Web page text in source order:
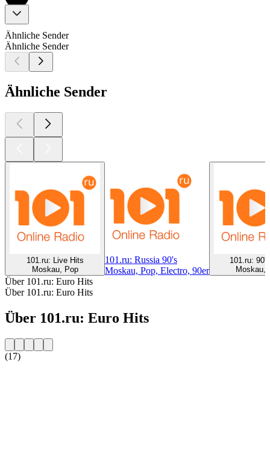
Ähnliche Sender
Ähnliche Sender
Ähnliche Sender
101.ru: Live Hits
Moskau, Pop
101.ru: Russia 90's
Moskau, Pop, Electro, 90er
101.ru:
Moskau,
Über 101.ru: Euro Hits
Über 101.ru: Euro Hits
Über 101.ru: Euro Hits
(17)